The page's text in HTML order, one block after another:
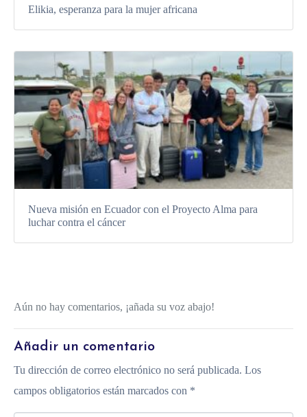
Elikia, esperanza para la mujer africana
Nueva misión en Ecuador con el Proyecto Alma para
luchar contra el cáncer
Aún no hay comentarios, ¡añada su voz abajo!
Añadir un comentario
Tu dirección de correo electrónico no será publicada. Los
campos obligatorios están marcados con *